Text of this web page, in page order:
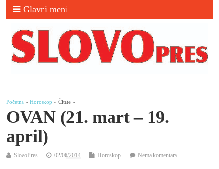
Glavni meni
Početna »Horoskop » Čitate »
OVAN (21. mart – 19.
april)
SlovoPres 02/06/2014 Horoskop Nema komentara